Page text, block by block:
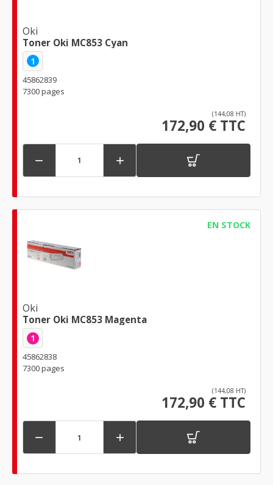
Oki
Toner Oki MC853 Cyan
1
45862839
7300 pages
(144,08 HT)
172,90 € TTC
 
EN STOCK
Oki
Toner Oki MC853 Magenta
1
45862838
7300 pages
(144,08 HT)
172,90 € TTC
 